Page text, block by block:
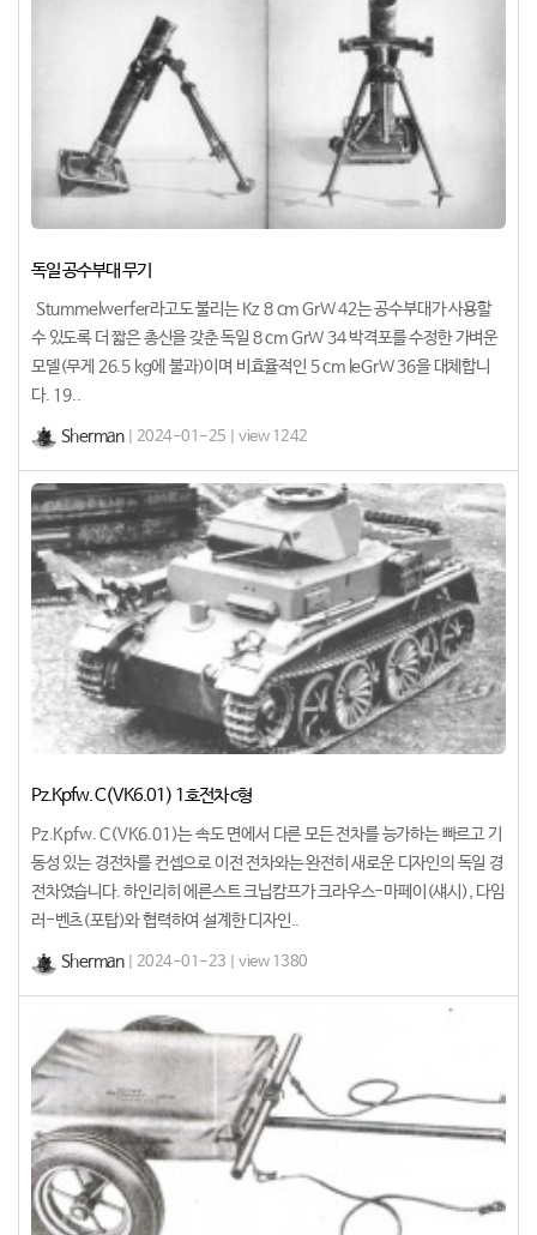
독일 공수부대 무기
Stummelwerfer라고도 불리는 Kz 8 cm GrW 42는 공수부대가 사용할
수 있도록 더 짧은 총신을 갖춘 독일 8 cm GrW 34 박격포를 수정한 가벼운
모델(무게 26.5 kg에 불과)이며 비효율적인 5 cm leGrW 36을 대체합니
다. 19..
Sherman| 2024-01-25 | view 1242
Pz.Kpfw. C(VK6.01) 1호전차 c형
Pz.Kpfw. C(VK6.01)는 속도 면에서 다른 모든 전차를 능가하는 빠르고 기
동성 있는 경전차를 컨셉으로 이전 전차와는 완전히 새로운 디자인의 독일 경
전차였습니다. 하인리히 에른스트 크닙캄프가 크라우스-마페이(섀시), 다임
러-벤츠(포탑)와 협력하여 설계한 디자인..
Sherman| 2024-01-23 | view 1380